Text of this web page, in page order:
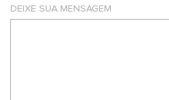
DEIXE SUA MENSAGEM